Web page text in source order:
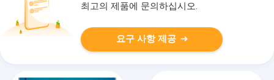
최고의 제품에 문의하십시오.
요구 사항 제공